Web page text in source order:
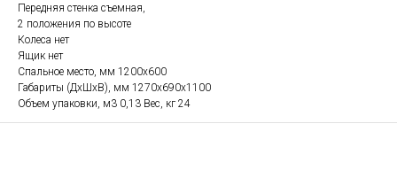
Передняя стенка съемная,
2 положения по высоте
Колеса нет
Ящик нет
Спальное место, мм 1200х600
Габариты (ДхШхВ), мм 1270х690х1100
Объем упаковки, м3 0,13 Вес, кг 24